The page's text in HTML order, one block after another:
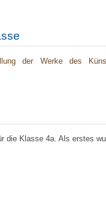
der Werke des
die Klasse 4a. Als erstes